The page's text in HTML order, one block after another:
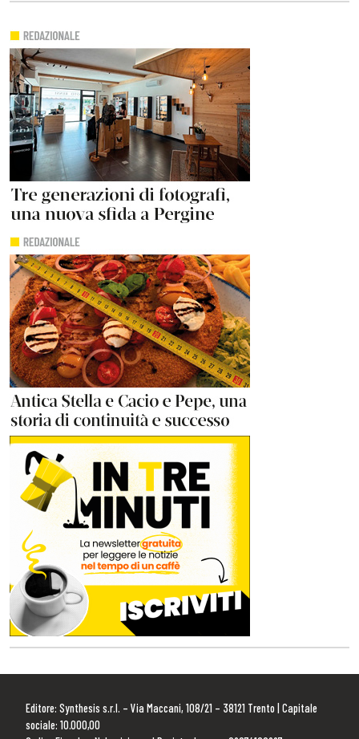
Editore: Synthesis s.r.l. – Via Maccani, 108/21 – 38121 Trento | Capitale
sociale: 10.000,00